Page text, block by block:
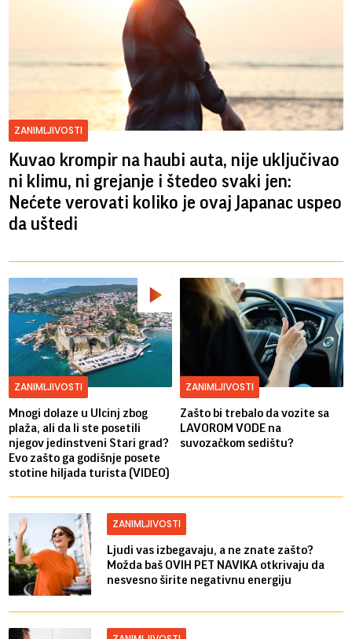
ZANIMLJIVOSTI
Kuvao krompir na haubi auta, nije uključivao
ni klimu, ni grejanje i štedeo svaki jen:
Nećete verovati koliko je ovaj Japanac uspeo
da uštedi
ZANIMLJIVOSTI
Mnogi dolaze u Ulcinj zbog
plaža, ali da li ste posetili
njegov jedinstveni Stari grad?
Evo zašto ga godišnje posete
stotine hiljada turista (VIDEO)
ZANIMLJIVOSTI
Zašto bi trebalo da vozite sa
LAVOROM VODE na
suvozačkom sedištu?
ZANIMLJIVOSTI
Ljudi vas izbegavaju, a ne znate zašto?
Možda baš OVIH PET NAVIKA otkrivaju da
nesvesno širite negativnu energiju